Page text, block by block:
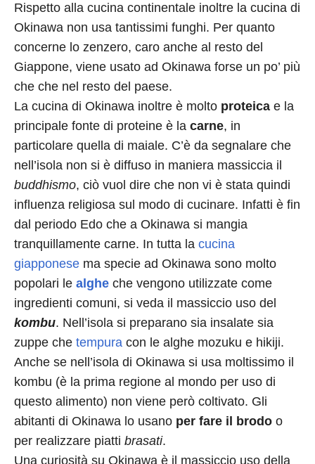
Rispetto alla cucina continentale inoltre la cucina di
Okinawa non usa tantissimi funghi. Per quanto
concerne lo zenzero, caro anche al resto del
Giappone, viene usato ad Okinawa forse un po’ più
che che nel resto del paese.
La cucina di Okinawa inoltre è molto proteica e la
principale fonte di proteine è la carne, in
particolare quella di maiale. C’è da segnalare che
nell’isola non si è diffuso in maniera massiccia il
buddhismo, ciò vuol dire che non vi è stata quindi
influenza religiosa sul modo di cucinare. Infatti è fin
dal periodo Edo che a Okinawa si mangia
tranquillamente carne. In tutta la cucina
giapponese ma specie ad Okinawa sono molto
popolari le alghe che vengono utilizzate come
ingredienti comuni, si veda il massiccio uso del
kombu. Nell’isola si preparano sia insalate sia
zuppe che tempura con le alghe mozuku e hikiji.
Anche se nell’isola di Okinawa si usa moltissimo il
kombu (è la prima regione al mondo per uso di
questo alimento) non viene però coltivato. Gli
abitanti di Okinawa lo usano per fare il brodo o
per realizzare piatti brasati.
Una curiosità su Okinawa è il massiccio uso della